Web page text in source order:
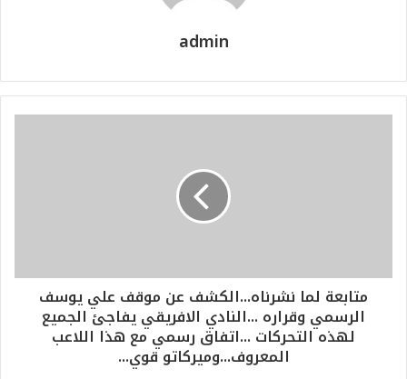
admin
متابعة لما نشرناه...الكشف عن موقف علي يوسف
الرسمي وقراره ...النادي الافريقي يفاجئ الجميع
لهذه التحركات ...اتفاق رسمي مع هذا اللاعب
المعروف...وميركاتو قوي...